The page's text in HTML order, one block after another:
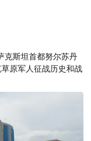
斯坦首都努尔苏丹
原军人征战历史和战